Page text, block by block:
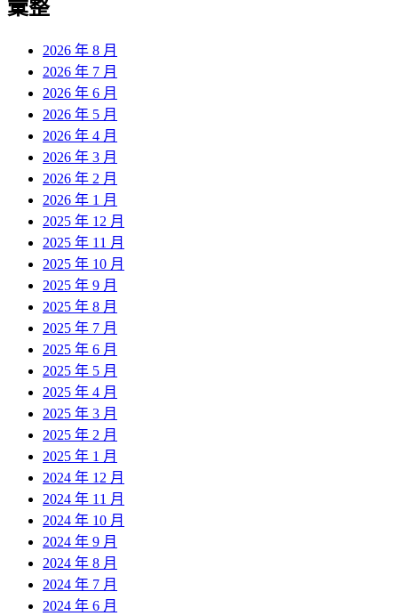
彙整
2026 年 8 月
2026 年 7 月
2026 年 6 月
2026 年 5 月
2026 年 4 月
2026 年 3 月
2026 年 2 月
2026 年 1 月
2025 年 12 月
2025 年 11 月
2025 年 10 月
2025 年 9 月
2025 年 8 月
2025 年 7 月
2025 年 6 月
2025 年 5 月
2025 年 4 月
2025 年 3 月
2025 年 2 月
2025 年 1 月
2024 年 12 月
2024 年 11 月
2024 年 10 月
2024 年 9 月
2024 年 8 月
2024 年 7 月
2024 年 6 月